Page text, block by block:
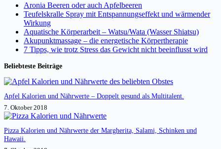
Aronia Beeren oder auch Apfelbeeren
Teufelskralle Spray mit Entspannungseffekt und wärmender
Wirkung
Aquatische Körperarbeit – Watsu/Wata (Wasser Shiatsu)
Akupunktmassage – die energetische Körpertherapie
7 Tipps, wie trotz Stress das Gewicht nicht beeinflusst wird
Beliebteste Beiträge
Apfel Kalorien und Nährwerte – Doppelt gesund als Multitalent.
7. Oktober 2018
Pizza Kalorien und Nährwerte der Margherita, Salami, Schinken und
Hawaii.